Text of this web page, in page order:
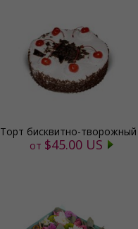
Торт бисквитно-творожный
от $45.00 US